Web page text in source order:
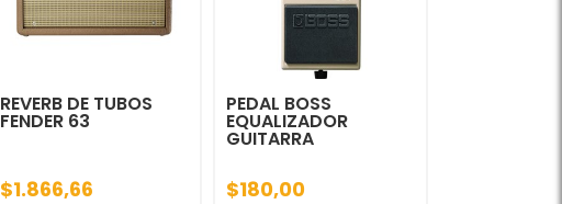
REVERB DE TUBOS
FENDER 63
$1.866,66
PEDAL BOSS
EQUALIZADOR
GUITARRA
$180,00